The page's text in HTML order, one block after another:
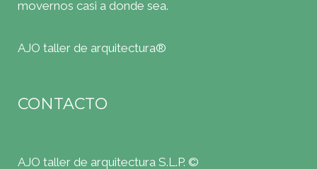
movernos casi a donde sea.
AJO taller de arquitectura®
CONTACTO
AJO taller de arquitectura S.L.P. ©